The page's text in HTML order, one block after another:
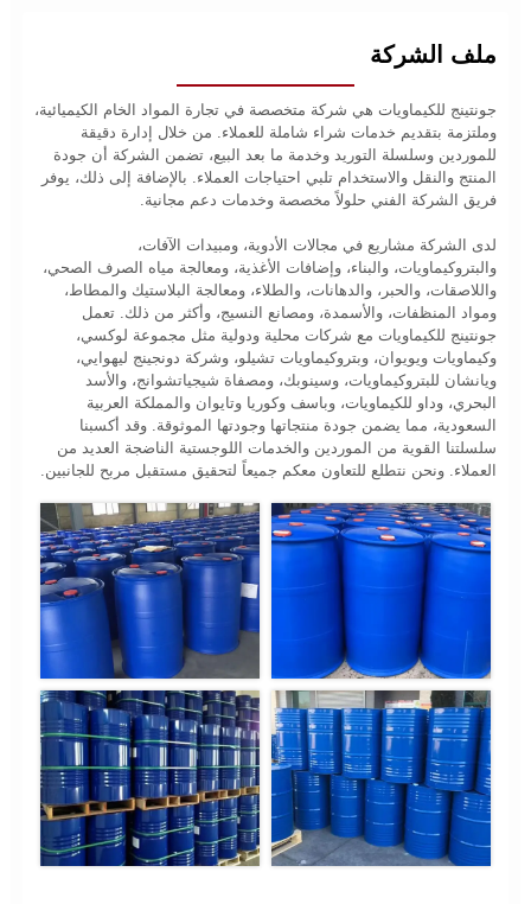
ملف الشركة
جونتينج للكيماويات هي شركة متخصصة في تجارة المواد الخام الكيميائية،
وملتزمة بتقديم خدمات شراء شاملة للعملاء. من خلال إدارة دقيقة
للموردين وسلسلة التوريد وخدمة ما بعد البيع، تضمن الشركة أن جودة
المنتج والنقل والاستخدام تلبي احتياجات العملاء. بالإضافة إلى ذلك، يوفر
فريق الشركة الفني حلولاً مخصصة وخدمات دعم مجانية.
لدى الشركة مشاريع في مجالات الأدوية، ومبيدات الآفات،
والبتروكيماويات، والبناء، وإضافات الأغذية، ومعالجة مياه الصرف الصحي،
واللاصقات، والحبر، والدهانات، والطلاء، ومعالجة البلاستيك والمطاط،
ومواد المنظفات، والأسمدة، ومصانع النسيج، وأكثر من ذلك. تعمل
جونتينج للكيماويات مع شركات محلية ودولية مثل مجموعة لوكسي،
وكيماويات ويويوان، وبتروكيماويات تشيلو، وشركة دونجينج ليهوايي،
ويانشان للبتروكيماويات، وسينوبك، ومصفاة شيجياتشوانج، والأسد
البحري، وداو للكيماويات، وباسف وكوريا وتايوان والمملكة العربية
السعودية، مما يضمن جودة منتجاتها وجودتها الموثوقة. وقد أكسبنا
سلسلتنا القوية من الموردين والخدمات اللوجستية الناضجة العديد من
العملاء. ونحن نتطلع للتعاون معكم جميعاً لتحقيق مستقبل مربح للجانبين.